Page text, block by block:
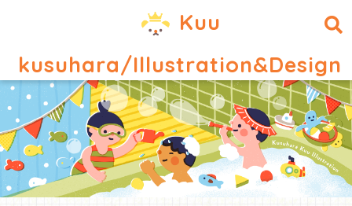
Kuu
kusuhara/Illustration&Design